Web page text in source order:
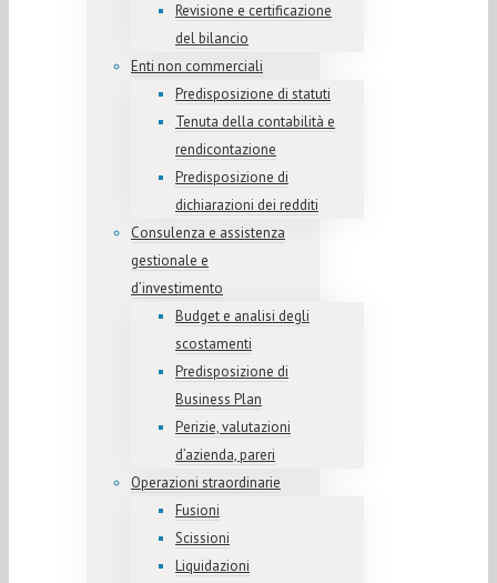
Revisione e certificazione
del bilancio
Enti non commerciali
Predisposizione di statuti
Tenuta della contabilità e
rendicontazione
Predisposizione di
dichiarazioni dei redditi
Consulenza e assistenza
gestionale e
d’investimento
Budget e analisi degli
scostamenti
Predisposizione di
Business Plan
Perizie, valutazioni
d’azienda, pareri
Operazioni straordinarie
Fusioni
Scissioni
Liquidazioni